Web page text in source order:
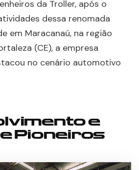
da Troller, após o
dessa renomada
em Maracanaú, na região
(CE), a empresa
no cenário automotivo
e
Pioneiros